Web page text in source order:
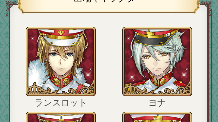
ランスロット ヨナ